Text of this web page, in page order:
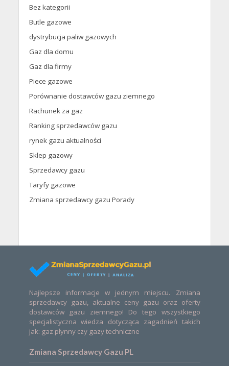
Bez kategorii
Butle gazowe
dystrybucja paliw gazowych
Gaz dla domu
Gaz dla firmy
Piece gazowe
Porównanie dostawców gazu ziemnego
Rachunek za gaz
Ranking sprzedawców gazu
rynek gazu aktualności
Sklep gazowy
Sprzedawcy gazu
Taryfy gazowe
Zmiana sprzedawcy gazu Porady
Najlepsze informacje w jednym miejscu. Zmiana
sprzedawcy gazu, aktualne ceny gazu oraz oferty
dostawców gazu ziemnego! Do tego wszystkiego
specjalistyczna wiedza dotycząca zagadnień takich
jak: gaz płynny czy gazy techniczne
Zmiana Sprzedawcy Gazu PL